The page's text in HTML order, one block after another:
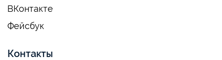
ВКонтакте
Фейсбук
Контакты